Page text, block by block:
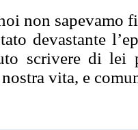
non sapevamo
devastante
scrivere di lei
vita, e